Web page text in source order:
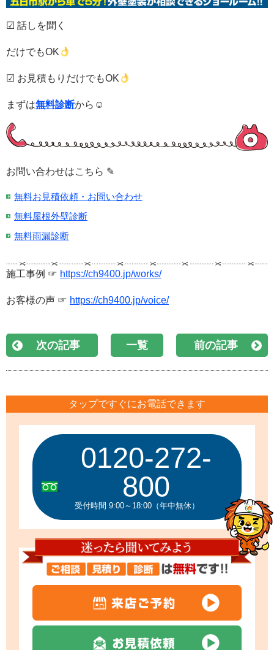
☑ 話しを聞く
だけでもOK
☑ お見積もりだけでもOK
まずは無料診断から☺
お問い合わせはこちら ✎
無料お見積依頼・お問い合わせ
無料屋根外壁診断
無料雨漏診断
施工事例 ☞ https://ch9400.jp/works/
お客様の声 ☞ https://ch9400.jp/voice/
次の記事 一覧 前の記事
タップですぐにお電話できます
0120-272-
800
受付時間 9:00～18:00（年中無休）